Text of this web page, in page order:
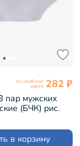
по клубной
карте 282 ₽
пар мужских
(БЧК) рис.
в корзину